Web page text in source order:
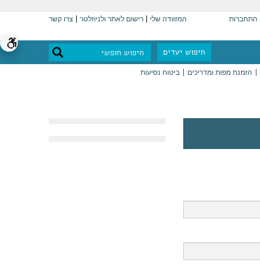
התחברות המזוודה שלי רישום לאתר ולניוזלטר צרו קשר
חיפוש יעדים
הזמנת מפות ומדריכים ביטוח נסיעות